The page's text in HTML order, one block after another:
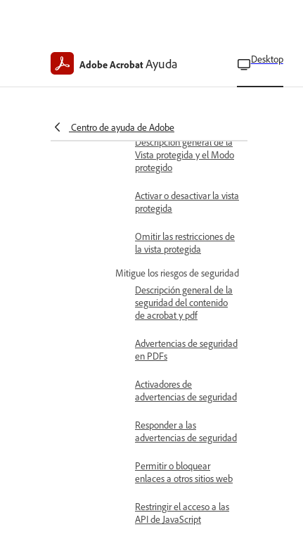
Adobe AcrobatAyuda Desktop
Centro de ayuda de Adobe
de códigos de redacción
Usar vista protegida
Descripción general de la
Vista protegida y el Modo
protegido
Activar o desactivar la vista
protegida
Omitir las restricciones de
la vista protegida
Mitigue los riesgos de seguridad
Descripción general de la
seguridad del contenido
de acrobat y pdf
Advertencias de seguridad
en PDFs
Activadores de
advertencias de seguridad
Responder a las
advertencias de seguridad
Permitir o bloquear
enlaces a otros sitios web
Restringir el acceso a las
API de JavaScript